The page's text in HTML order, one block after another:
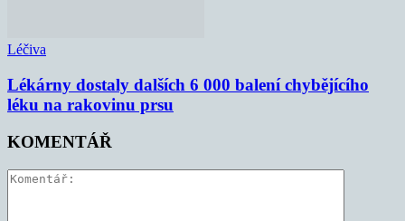
Léčiva
Lékárny dostaly dalších 6 000 balení chybějícího
léku na rakovinu prsu
KOMENTÁŘ